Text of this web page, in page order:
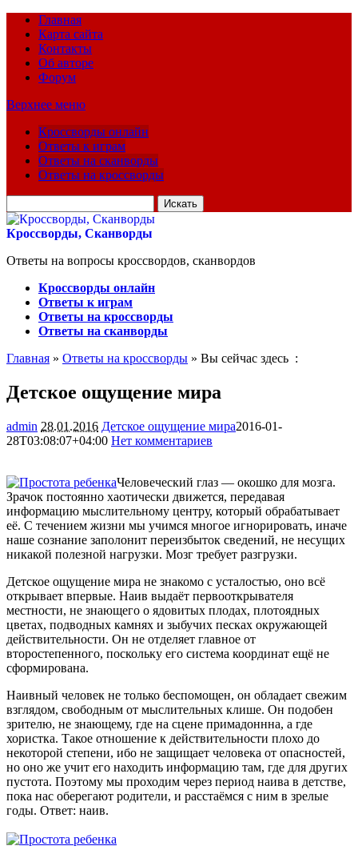
Главная
Карта сайта
Контакты
Об авторе
Форум
Верхнее меню
Кроссворды онлайн
Ответы к играм
Ответы на сканворды
Ответы на кроссворды
для:
Кроссворды, Сканворды
Ответы на вопросы кроссвордов, сканвордов
Кроссворды онлайн
Ответы к играм
Ответы на кроссворды
Ответы на сканворды
Главная » Ответы на кроссворды » Вы сейчас здесь :
Детское ощущение мира
admin 28.01.2016 Детское ощущение мира2016-01-
28T03:08:07+04:00 Нет комментариев
Человеческий глаз — окошко для мозга.
Зрачок постоянно хаотически движется, передавая
информацию мыслительному центру, который обрабатывает
её. С течением жизни мы учимся многое игнорировать, иначе
наше сознание заполонит переизбыток сведений, не несущих
никакой полезной нагрузки. Мозг требует разгрузки.
Детское ощущение мира не знакомо с усталостью, оно всё
открывает впервые. Наив выдаёт первооткрывателя
местности, не знающего о ядовитых плодах, плотоядных
цветах, подводных камнях и зыбучих песках окружающей
действительности. Он не отделяет главное от
второстепенного, поскольку его система координат ещё не
сформирована.
Наивный человек не только беспомощен, он обладает свежим
взглядом, свободным от мыслительных клише. Он подобен
зрителю, не знающему, где на сцене примадоннна, а где
хористка. Такое отношение к действительности плохо до
некоторой степени, ибо не защищает человека от опасностей,
но оно же учит его находить информацию там, где для других
пустота. Поэтому мы проходим через период наива в детстве,
пока нас оберегают родители, и расстаёмся с ним в зрелые
годы. Ответ: наив.